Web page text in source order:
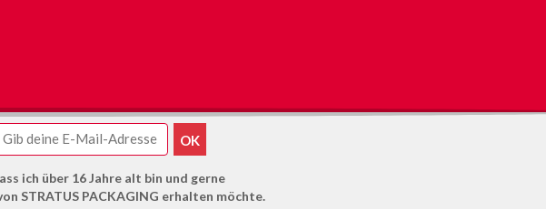
ich über 16 Jahre alt bin und gerne
STRATUS PACKAGING erhalten möchte.